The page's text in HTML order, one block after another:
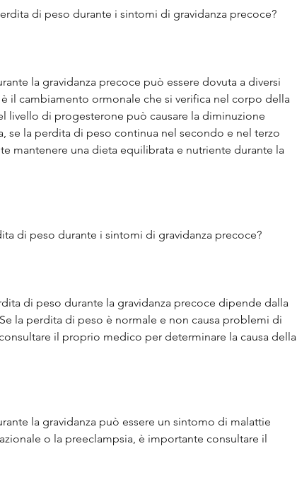
di peso durante i sintomi di gravidanza precoce?
la gravidanza precoce può essere dovuta a diversi
il cambiamento ormonale che si verifica nel corpo della
livello di progesterone può causare la diminuzione
se la perdita di peso continua nel secondo e nel terzo
mantenere una dieta equilibrata e nutriente durante la
di peso durante i sintomi di gravidanza precoce?
di peso durante la gravidanza precoce dipende dalla
la perdita di peso è normale e non causa problemi di
il proprio medico per determinare la causa della
la gravidanza può essere un sintomo di malattie
o la preeclampsia, è importante consultare il